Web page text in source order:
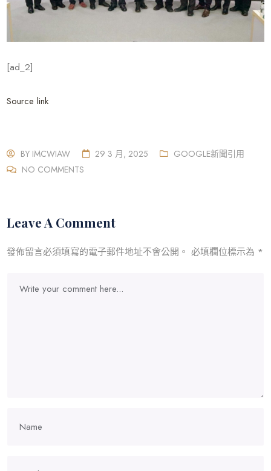
[ad_2]
Source link
BY IMCWIAW 29 3 月, 2025
GOOGLE新聞引用
NO COMMENTS
Leave A Comment
發佈留言必須填寫的電子郵件地址不會公開。 必填欄位標示為 *